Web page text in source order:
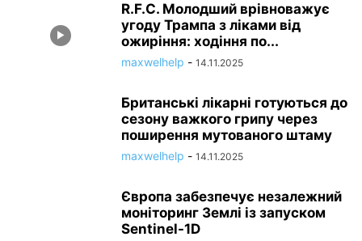
R.F.C. Молодший врівноважує
угоду Трампа з ліками від
ожиріння: ходіння по...
maxwelhelp - 14.11.2025
Британські лікарні готуються до
сезону важкого грипу через
поширення мутованого штаму
maxwelhelp - 14.11.2025
Європа забезпечує незалежний
моніторинг Землі із запуском
Sentinel-1D